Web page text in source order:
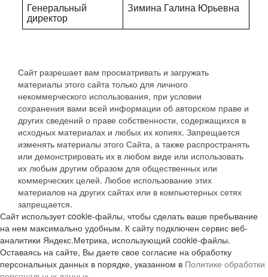
Генеральный
директор
Зимина Галина Юрьевна
Сайт разрешает вам просматривать и загружать
материалы этого сайта только для личного
некоммерческого использования, при условии
сохранения вами всей информации об авторском праве и
других сведений о праве собственности, содержащихся в
исходных материалах и любых их копиях. Запрещается
изменять материалы этого Сайта, а также распространять
или демонстрировать их в любом виде или использовать
их любым другим образом для общественных или
коммерческих целей. Любое использование этих
материалов на других сайтах или в компьютерных сетях
запрещается.
Сайт использует cookie-файлы, чтобы сделать ваше пребывание
на нем максимально удобным. К сайту подключен сервис веб-
аналитики Яндекс.Метрика, использующий cookie-файлы.
Оставаясь на сайте, Вы даете свое согласие на обработку
персональных данных в порядке, указанном в Политике обработки